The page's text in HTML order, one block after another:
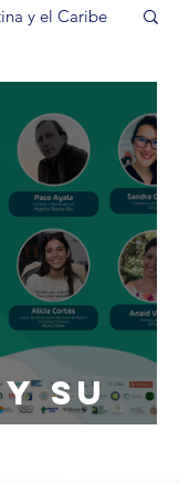
y el Caribe
su